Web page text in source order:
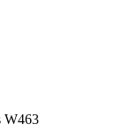
W463